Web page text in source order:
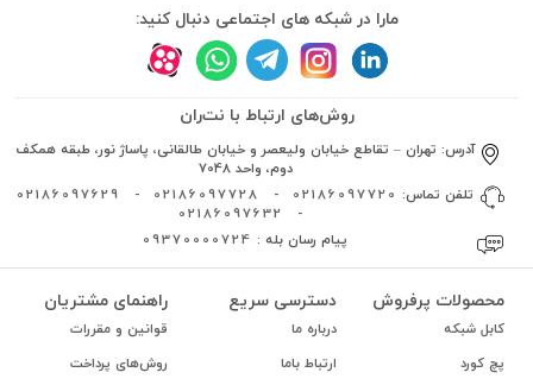
مارا در شبکه های اجتماعی دنبال کنید:
روش‌های ارتباط با نت‌ران
آدرس: تهران – تقاطع خیابان ولیعصر و خیابان طالقانی، پاساژ نور، طبقه همکف
دوم، واحد 7048
تلفن تماس: 02186097720
-
02186097728
-
02186097629
-
02186097632
پیام رسان بله : 09370000724
محصولات پرفروش
کابل شبکه
پچ کورد
دسترسی سریع
درباره ما
ارتباط باما
راهنمای مشتریان
قوانین و مقررات
روش‌های پرداخت